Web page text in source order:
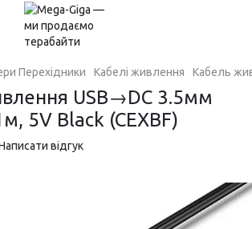
Перехідники Кабелі живлення Кабель
USB→DC 3.5мм
5V Black (CEXBF)
відгук